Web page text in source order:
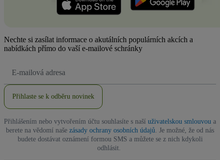
Nechte si zasílat informace o akutálních populárních akcích a
nabídkách přímo do vaší e-mailové schránky
adresa
Přihlaste se k odběru novinek
Přihlášením nebo vytvořením účtu souhlasíte s naší uživatelskou smlouvou a
berete na vědomí naše zásady ochrany osobních údajů. Je možné, že od nás
budete dostávat oznámení formou SMS a můžete se z nich kdykoli
odhlásit.